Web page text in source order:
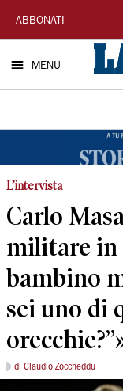
La
Nuova
Sardegna
ABBONATI
MENU
L’intervista
Carlo
militare in
bambino
sei uno di
di Claudio Zoccheddu